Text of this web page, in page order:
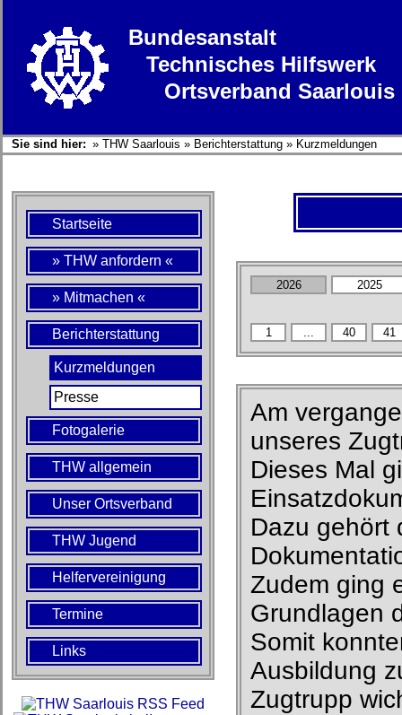
Bundesanstalt
Technisches Hilfswerk
Ortsverband Saarlouis
Sie sind hier: » THW Saarlouis » Berichterstattung » Kurzmeldungen
Startseite
» THW anfordern «
» Mitmachen «
Berichterstattung
Kurzmeldungen
Presse
Fotogalerie
THW allgemein
Unser Ortsverband
THW Jugend
Helfervereinigung
Termine
Links
Am
unseres
Dieses Mal
Dazu gehört
Zudem ging
Grundlagen
Somit
Ausbildung
Zugtrupp